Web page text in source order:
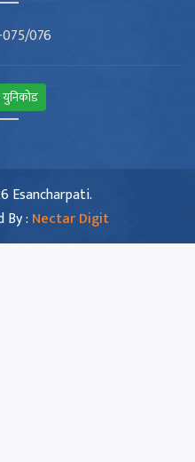
075/076
युनिकोड
Esancharpati.
By : Nectar Digit